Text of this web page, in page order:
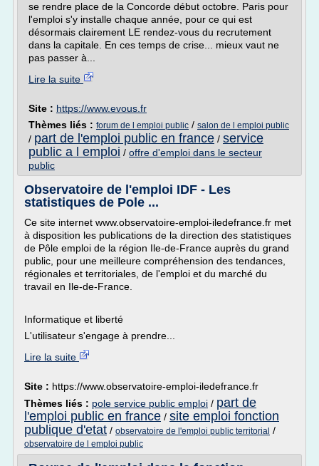
se rendre place de la Concorde début octobre. Paris pour
l'emploi s'y installe chaque année, pour ce qui est
désormais clairement LE rendez-vous du recrutement
dans la capitale. En ces temps de crise... mieux vaut ne
pas passer à...
Lire la suite
Site : https://www.evous.fr
Thèmes liés : forum de l emploi public / salon de l emploi public
/ part de l'emploi public en france / service
public a l emploi / offre d'emploi dans le secteur
public
Observatoire de l'emploi IDF - Les
statistiques de Pole ...
Ce site internet www.observatoire-emploi-iledefrance.fr met
à disposition les publications de la direction des statistiques
de Pôle emploi de la région Ile-de-France auprès du grand
public, pour une meilleure compréhension des tendances,
régionales et territoriales, de l'emploi et du marché du
travail en Ile-de-France.
Informatique et liberté
L'utilisateur s'engage à prendre...
Lire la suite
Site : https://www.observatoire-emploi-iledefrance.fr
Thèmes liés : pole service public emploi / part de
l'emploi public en france / site emploi fonction
publique d'etat / observatoire de l'emploi public territorial /
observatoire de l emploi public